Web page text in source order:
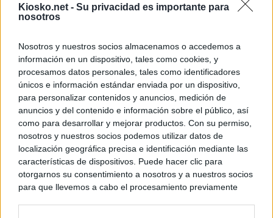
Kiosko.net - Su privacidad es importante para
nosotros
Nosotros y nuestros socios almacenamos o accedemos a
información en un dispositivo, tales como cookies, y
procesamos datos personales, tales como identificadores
únicos e información estándar enviada por un dispositivo,
para personalizar contenidos y anuncios, medición de
anuncios y del contenido e información sobre el público, así
como para desarrollar y mejorar productos. Con su permiso,
nosotros y nuestros socios podemos utilizar datos de
localización geográfica precisa e identificación mediante las
características de dispositivos. Puede hacer clic para
otorgarnos su consentimiento a nosotros y a nuestros socios
para que llevemos a cabo el procesamiento previamente